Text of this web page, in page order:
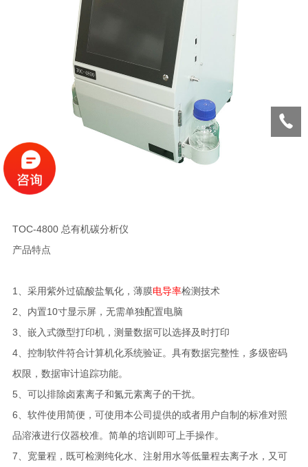
TOC-4800 总有机碳分析仪
产品特点
1、采用紫外过硫酸盐氧化，薄膜电导率检测技术
2、内置10寸显示屏，无需单独配置电脑
3、嵌入式微型打印机，测量数据可以选择及时打印
4、控制软件符合计算机化系统验证。具有数据完整性，多级密码
权限，数据审计追踪功能。
5、可以排除卤素离子和氮元素离子的干扰。
6、软件使用简便，可使用本公司提供的或者用户自制的标准对照
品溶液进行仪器校准。简单的培训即可上手操作。
7、宽量程，既可检测纯化水、注射用水等低量程去离子水，又可